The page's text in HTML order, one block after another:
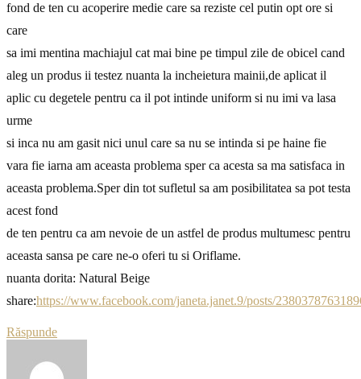
fond de ten cu acoperire medie care sa reziste cel putin opt ore si
care
sa imi mentina machiajul cat mai bine pe timpul zile de obicel cand
aleg un produs ii testez nuanta la incheietura mainii,de aplicat il
aplic cu degetele pentru ca il pot intinde uniform si nu imi va lasa
urme
si inca nu am gasit nici unul care sa nu se intinda si pe haine fie
vara fie iarna am aceasta problema sper ca acesta sa ma satisfaca in
aceasta problema.Sper din tot sufletul sa am posibilitatea sa pot testa
acest fond
de ten pentru ca am nevoie de un astfel de produs multumesc pentru
aceasta sansa pe care ne-o oferi tu si Oriflame.
nuanta dorita: Natural Beige
share:https://www.facebook.com/janeta.janet.9/posts/
Răspunde